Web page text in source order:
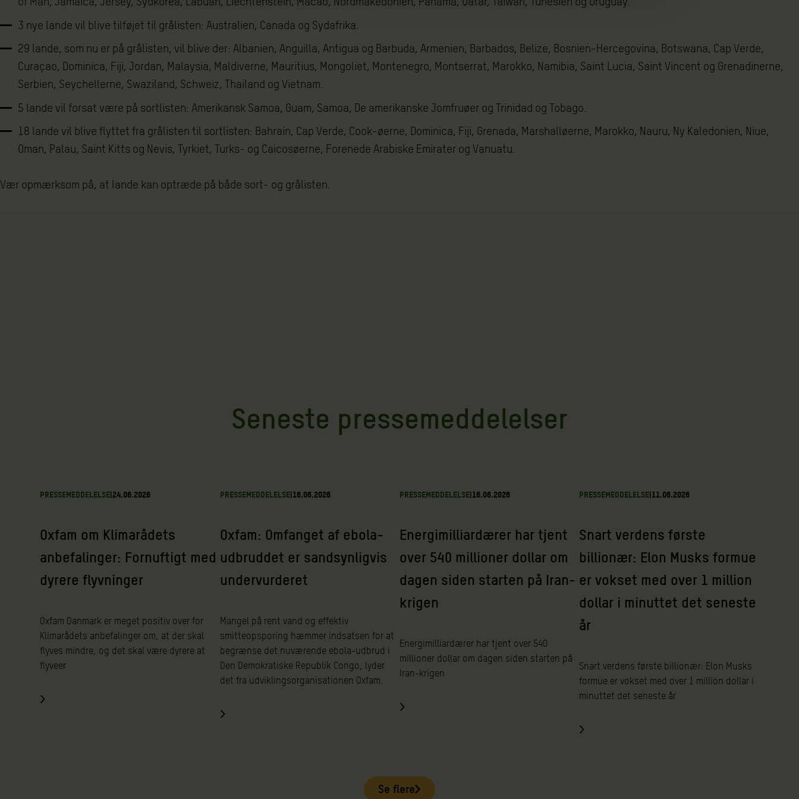
3 nye lande vil blive tilføjet til grålisten: Australien, Canada og Sydafrika.
29 lande, som nu er på grålisten, vil blive der: Albanien, Anguilla, Antigua og Barbuda, Armenien, Barbados, Belize, Bosnien-Hercegovina, Botswana, Cap Verde,
Curaçao, Dominica, Fiji, Jordan, Malaysia, Maldiverne, Mauritius, Mongoliet, Montenegro, Montserrat, Marokko, Namibia, Saint Lucia, Saint Vincent og Grenadinerne,
Serbien, Seychellerne, Swaziland, Schweiz, Thailand og Vietnam.
5 lande vil forsat være på sortlisten: Amerikansk Samoa, Guam, Samoa, De amerikanske Jomfruøer og Trinidad og Tobago.
18 lande vil blive flyttet fra grålisten til sortlisten: Bahrain, Cap Verde, Cook-øerne, Dominica, Fiji, Grenada, Marshalløerne, Marokko, Nauru, Ny Kaledonien, Niue,
Oman, Palau, Saint Kitts og Nevis, Tyrkiet, Turks- og Caicosøerne, Forenede Arabiske Emirater og Vanuatu.
Vær opmærksom på, at lande kan optræde på både sort- og grålisten.
Seneste pressemeddelelser
PRESSEMEDDELELSE|24.06.2026
Oxfam om Klimarådets
anbefalinger: Fornuftigt med
dyrere flyvninger
Oxfam Danmark er meget positiv over for
Klimarådets anbefalinger om, at der skal
flyves mindre, og det skal være dyrere at
flyveer
PRESSEMEDDELELSE|16.06.2026
Oxfam: Omfanget af ebola-
udbruddet er sandsynligvis
undervurderet
Mangel på rent vand og effektiv
smitteopsporing hæmmer indsatsen for at
begrænse det nuværende ebola-udbrud i
Den Demokratiske Republik Congo, lyder
det fra udviklingsorganisationen Oxfam.
PRESSEMEDDELELSE|16.06.2026
Energimilliardærer har tjent
over 540 millioner dollar om
dagen siden starten på Iran-
krigen
Energimilliardærer har tjent over 540
millioner dollar om dagen siden starten på
Iran-krigen
PRESSEMEDDELELSE|11.06.2026
Snart verdens første
billionær: Elon Musks formue
er vokset med over 1 million
dollar i minuttet det seneste
år
Snart verdens første billionær: Elon Musks
formue er vokset med over 1 million dollar i
minuttet det seneste år
Se flere